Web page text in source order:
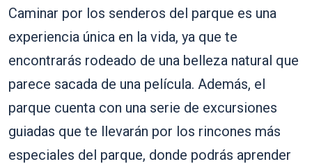
Caminar por los senderos del parque es una
experiencia única en la vida, ya que te
encontrarás rodeado de una belleza natural que
parece sacada de una película. Además, el
parque cuenta con una serie de excursiones
guiadas que te llevarán por los rincones más
especiales del parque, donde podrás aprender